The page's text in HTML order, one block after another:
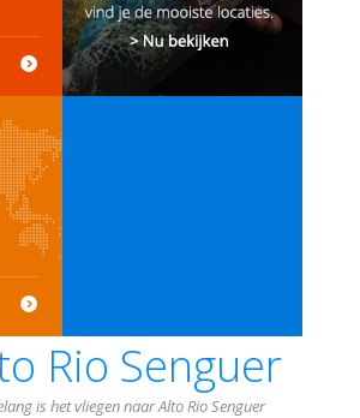
Rio Senguer
is het vliegen naar Alto Rio Senguer